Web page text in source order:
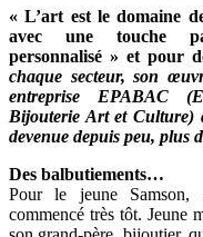
« L’art est le domaine
avec une touche
personnalisé » et pour
chaque secteur, son
entreprise EPABAC
Bijouterie Art et Culture)
devenue depuis peu, plus
Des balbutiements…
Pour le jeune Samson,
commencé très tôt. Jeune